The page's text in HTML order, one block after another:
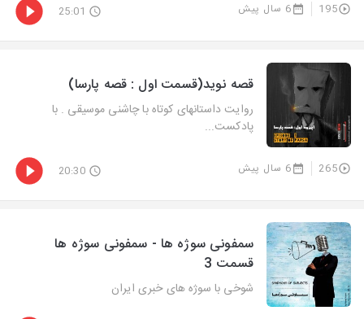
195 6 سال پیش 25:01
قصه نوید(قسمت اول : قصه پارسا)
روایت داستانهای کوتاه با چاشنی موسیقی . با
پادکست...
265 6 سال پیش 20:30
سمفونی سوژه ها - سمفونی سوژه ها
قسمت 3
شوخی با سوژه های خبری ایران